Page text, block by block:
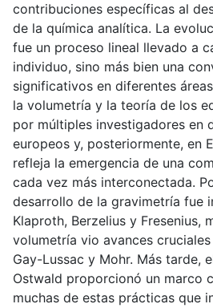
contribuciones específicas al
de la química analítica. La
fue un proceso lineal llevado a
individuo, sino más bien una
significativos en diferentes
la volumetría y la teoría de los
por múltiples investigadores en
europeos y, posteriormente, en
refleja la emergencia de una
cada vez más interconectada.
desarrollo de la gravimetría fue
Klaproth, Berzelius y Fresenius,
volumetría vio avances
Gay-Lussac y Mohr. Más tarde,
Ostwald proporcionó un marco
muchas de estas prácticas que